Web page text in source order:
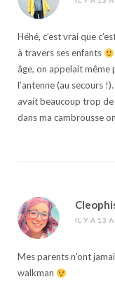
Héhé, c’est vrai que
à travers ses enfants
âge, on appelait même
l’antenne (au secours
avait beaucoup trop
dans ma cambrousse
IL Y A 13
Mes parents n’ont
walkman